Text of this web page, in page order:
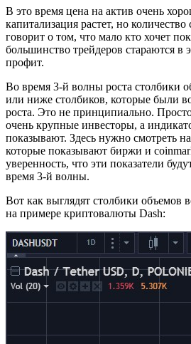
В это время цена на актив очень
капитализация растет, но количество
говорит о том, что мало кто хочет
большинство трейдеров стараются в
профит.
Во время 3-й волны роста столбики
или ниже столбиков, которые были
роста. Это не принципиально.
очень крупные инвесторы, а
показывают. Здесь нужно смотреть
которые показывают биржи и
уверенность, что эти показатели
время 3-й волны.
Вот как выглядят столбики объемов
на примере криптовалюты Dash: